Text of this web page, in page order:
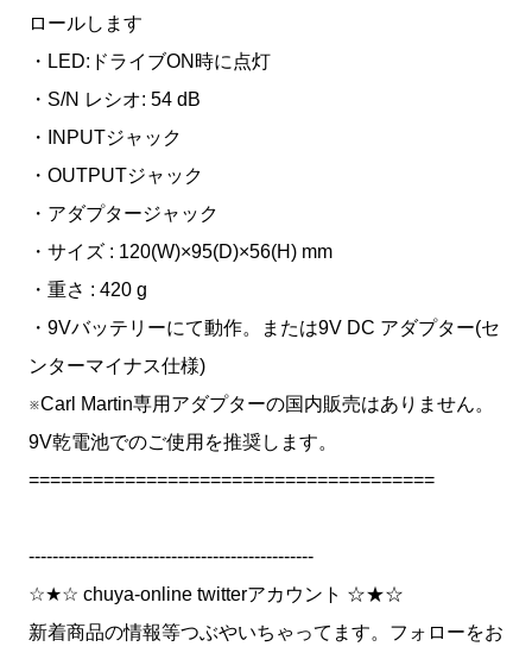
ロールします
・LED:ドライブON時に点灯
・S/N レシオ: 54 dB
・INPUTジャック
・OUTPUTジャック
・アダプタージャック
・サイズ : 120(W)×95(D)×56(H) mm
・重さ : 420 g
・9Vバッテリーにて動作。または9V DC アダプター(セ
ンターマイナス仕様)
※Carl Martin専用アダプターの国内販売はありません。
9V乾電池でのご使用を推奨します。
======================================
------------------------------------------------
☆★☆ chuya-online twitterアカウント ☆★☆
新着商品の情報等つぶやいちゃってます。フォローをお